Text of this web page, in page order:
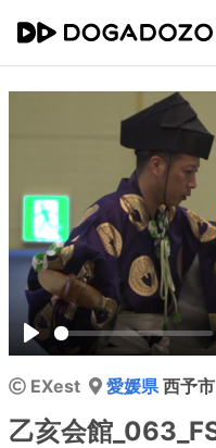
Play
EXest 愛媛県西予市
乙亥会館